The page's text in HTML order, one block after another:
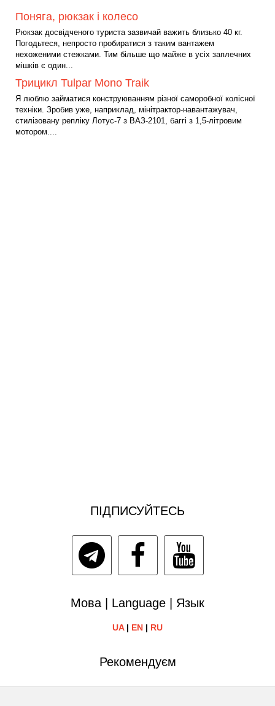
Поняга, рюкзак і колесо
Рюкзак досвідченого туриста зазвичай важить близько 40 кг.
Погодьтеся, непросто пробиратися з таким вантажем
нехоженими стежками. Тим більше що майже в усіх заплечних
мішків є один...
Трицикл Tulpar Mono Traik
Я люблю займатися конструюванням різної саморобної колісної
техніки. Зробив уже, наприклад, мінітрактор-навантажувач,
стилізовану репліку Лотус-7 з ВАЗ-2101, баггі з 1,5-літровим
мотором....
ПІДПИСУЙТЕСЬ
Мова | Language | Язык
UA| EN | RU
Рекомендуєм